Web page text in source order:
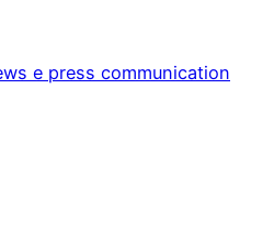
e press communication